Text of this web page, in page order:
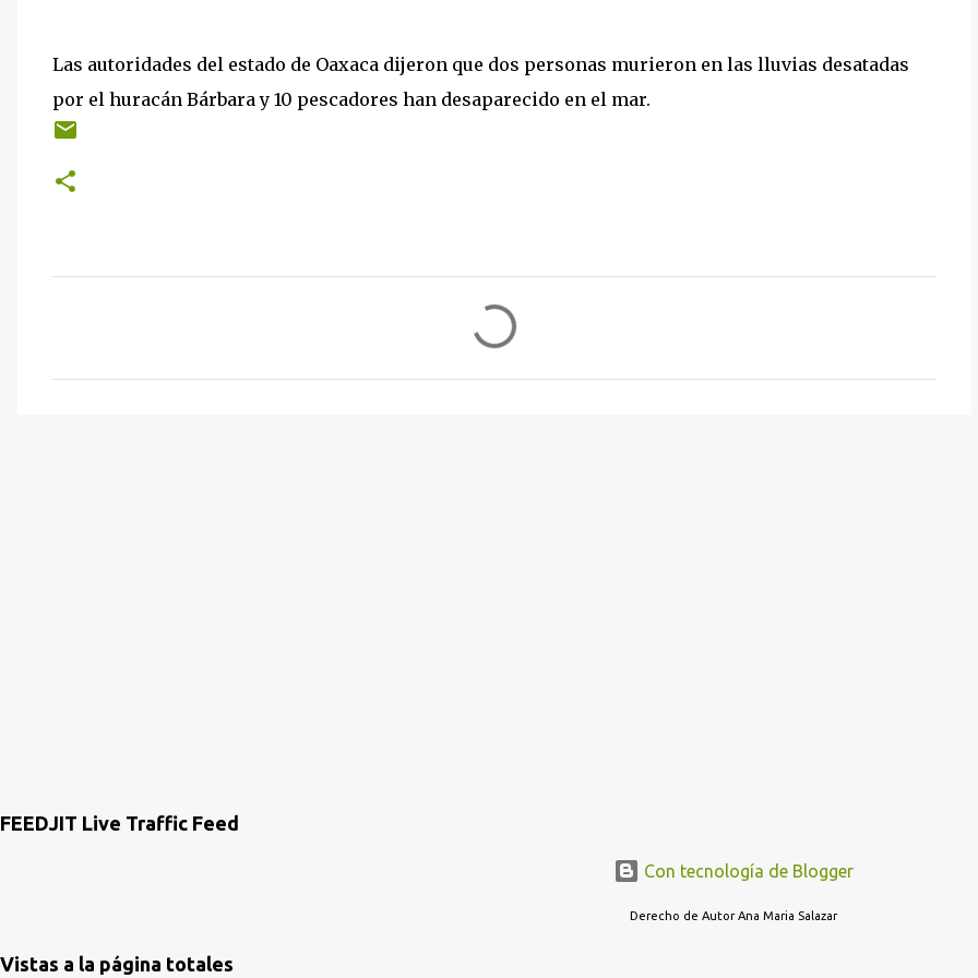
Las autoridades del estado de Oaxaca dijeron que dos personas murieron en las lluvias desatadas
por el huracán Bárbara y 10 pescadores han desaparecido en el mar.
FEEDJIT Live Traffic Feed
Con tecnología de Blogger
Derecho de Autor Ana Maria Salazar
Vistas a la página totales